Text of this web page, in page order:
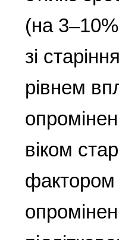
(на
зі
рівнем
віком
фактором